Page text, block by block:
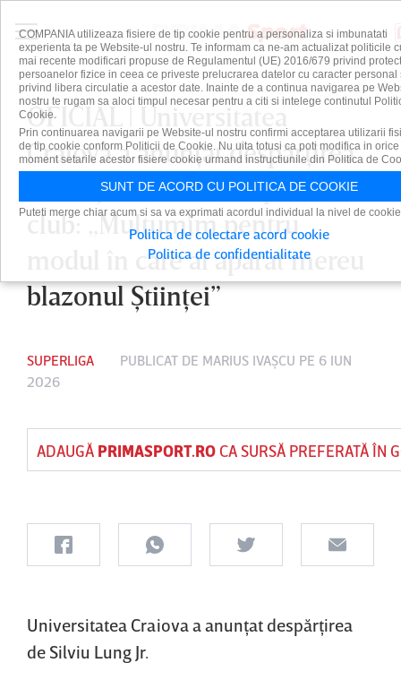
OFICIAL | Universitatea
Craiova a anunţat despărţirea
de un jucător simbol pentru
club: „Mulţumim pentru
modul în care ai apărat mereu
blazonul Ştiinţei”
SUPERLIGA PUBLICAT DE MARIUS IVAŞCU PE 6 IUN
2026
ADAUGĂ PRIMASPORT.ROCA SURSĂ PREFERATĂ ÎN
Universitatea Craiova a anunţat despărţirea
de Silviu Lung Jr.
COMPANIA utilizeaza fisiere de tip cookie pentru a personaliza si imbunatati
experienta ta pe Website-ul nostru. Te informam ca ne-am actualizat politicile
mai recente modificari propuse de Regulamentul (UE) 2016/679 privind
persoanelor fizice in ceea ce priveste prelucrarea datelor cu caracter personal
privind libera circulatie a acestor date. Inainte de a continua navigarea pe
nostru te rugam sa aloci timpul necesar pentru a citi si intelege continutul
Cookie.
Prin continuarea navigarii pe Website-ul nostru confirmi acceptarea utilizarii
de tip cookie conform Politicii de Cookie. Nu uita totusi ca poti modifica in orice
moment setarile acestor fisiere cookie urmand instructiunile din Politica de
SUNT DE ACORD CU POLITICA DE COOKIE
Puteti merge chiar acum si sa va exprimati acordul individual la nivel de
Politica de colectare acord cookie
Politica de confidentialitate